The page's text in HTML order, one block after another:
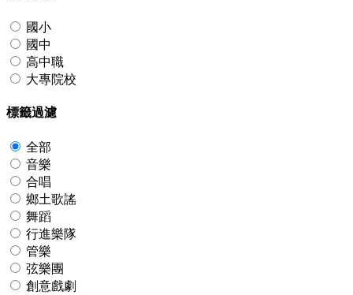
國小
國中
高中職
大專院校
標籤過濾
全部
音樂
合唱
鄉土歌謠
舞蹈
行進樂隊
管樂
弦樂團
創意戲劇